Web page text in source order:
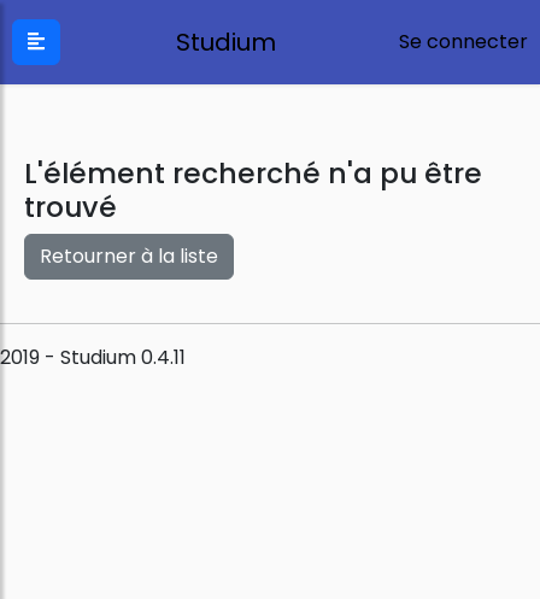
Studium Se connecter
L'élément recherché n'a pu être
trouvé
Retourner à la liste
2019 - Studium 0.4.11